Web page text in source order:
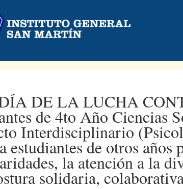
DE LA LUCHA
de 4to Año Ciencias
Interdisciplinario
estudiantes de otros años
la atención a la
solidaria,